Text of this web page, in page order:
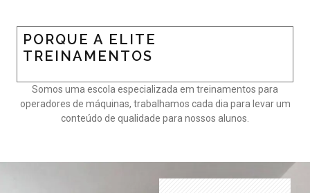
PORQUE A ELITE
TREINAMENTOS
Somos uma escola especializada em treinamentos para
operadores de máquinas, trabalhamos cada dia para levar um
conteúdo de qualidade para nossos alunos.